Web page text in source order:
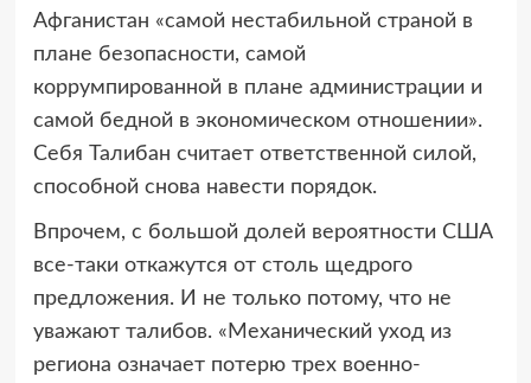
Афганистан «самой нестабильной страной в
плане безопасности, самой
коррумпированной в плане администрации и
самой бедной в экономическом отношении».
Себя Талибан считает ответственной силой,
способной снова навести порядок.
Впрочем, с большой долей вероятности США
все-таки откажутся от столь щедрого
предложения. И не только потому, что не
уважают талибов. «Механический уход из
региона означает потерю трех военно-